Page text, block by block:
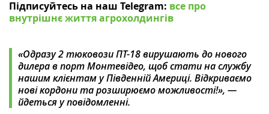
Підписуйтесь на наш Telegram: все про
внутрішнє життя агрохолдингів
«Одразу 2 тюковози ПТ-18 вирушають до нового
дилера в порт Монтевідео, щоб стати на службу
нашим клієнтам у Південній Америці. Відкриваємо
нові кордони та розширюємо можливості!», —
йдеться у повідомленні.